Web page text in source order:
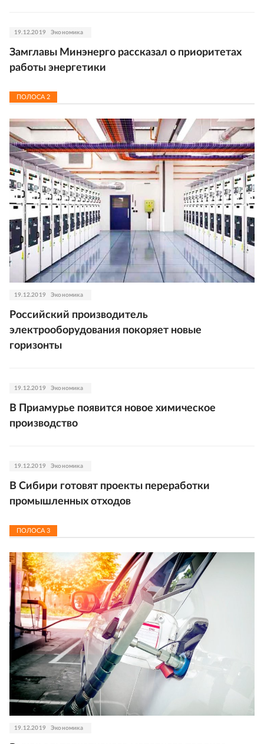
19.12.2019 Экономика
Замглавы Минэнерго рассказал о приоритетах
работы энергетики
ПОЛОСА2
19.12.2019 Экономика
Российский производитель
электрооборудования покоряет новые
горизонты
19.12.2019 Экономика
В Приамурье появится новое химическое
производство
19.12.2019 Экономика
В Сибири готовят проекты переработки
промышленных отходов
ПОЛОСА 3
19.12.2019 Экономика